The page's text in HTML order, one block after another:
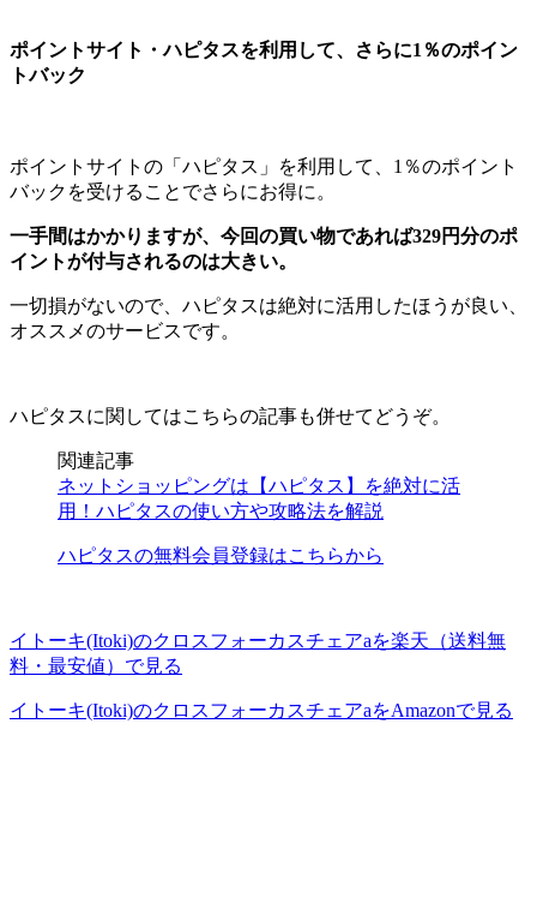
ポイントサイト・ハピタスを利用して、さらに1％のポイン
トバック
ポイントサイトの「ハピタス」を利用して、1％のポイント
バックを受けることでさらにお得に。
一手間はかかりますが、今回の買い物であれば329円分のポ
イントが付与されるのは大きい。
一切損がないので、ハピタスは絶対に活用したほうが良い、
オススメのサービスです。
ハピタスに関してはこちらの記事も併せてどうぞ。
関連記事
ネットショッピングは【ハピタス】を絶対に活
用！ハピタスの使い方や攻略法を解説
ハピタスの無料会員登録はこちらから
イトーキ(Itoki)のクロスフォーカスチェアaを楽天（送料無
料・最安値）で見る
イトーキ(Itoki)のクロスフォーカスチェアaをAmazonで見る